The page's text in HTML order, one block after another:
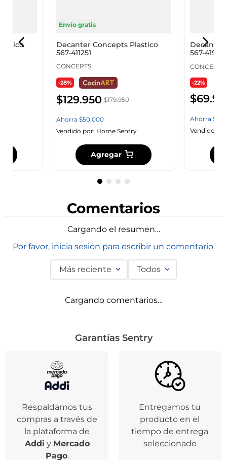
Envío gratis
Decanter Concepts Plastico
567-411251
CONCEPTS
-28%
$129.950 $179.950
Ahorra $50.000
Vendido por: Home Sentry
Agregar
Decanter
567-41948
CONCEPTS
-22%
$69.
Ahorra$
Vendido
Comentarios
Cargando el resumen…
Por favor, inicia sesión para escribir un comentario.
Más reciente Todos
Cargando comentarios…
Garantías Sentry
Respaldamos tus
compras a través de
la plataforma de
Addi y Mercado
Pago.
Entregamos tu
producto en el
tiempo de entrega
seleccionado